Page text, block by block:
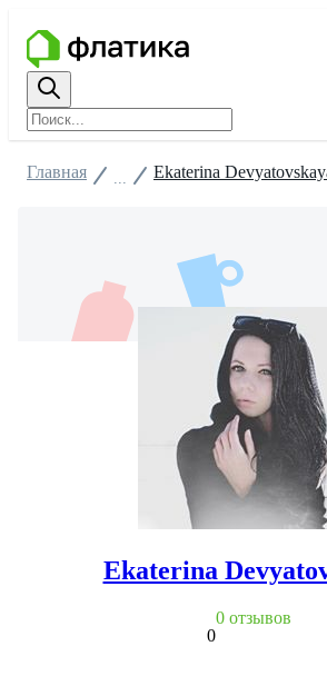
Главная Ekaterina
Ekaterina
0
0 отзывов